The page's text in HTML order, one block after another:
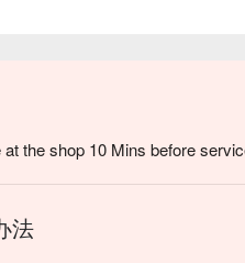
at the shop 10 Mins before
法